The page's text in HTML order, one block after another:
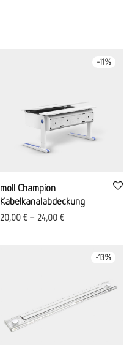
-11%
moll Champion
Kabelkanalabdeckung
20,00 € – 24,00 €
-13%